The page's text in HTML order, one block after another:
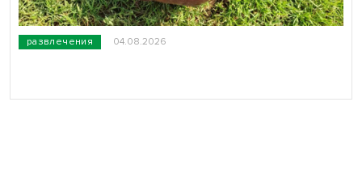
развлечения 04.08.2026